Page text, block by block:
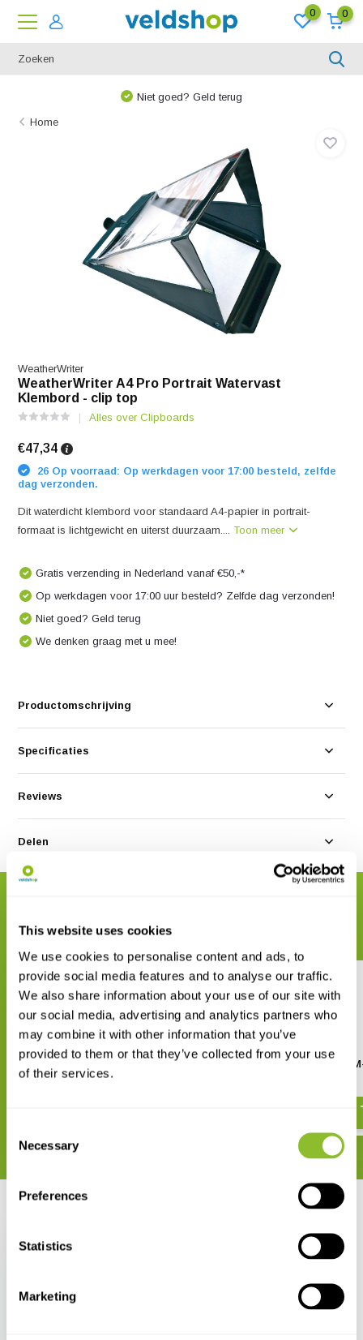
This website uses cookies
We use cookies to personalise content and ads, to
provide social media features and to analyse our traffic.
We also share information about your use of our site with
our social media, advertising and analytics partners who
may combine it with other information that you’ve
provided to them or that they’ve collected from your use
of their services.
Selection
Necessary
Preferences
Statistics
Marketing
0 0
Niet goed? Geld terug
Home
WeatherWriter
WeatherWriter A4 Pro Portrait Watervast
Klembord - clip top
Alles over Clipboards
€47,34
26 Op voorraad: Op werkdagen voor 17:00 besteld, zelfde
dag verzonden.
Dit waterdicht klembord voor standaard A4-papier in portrait-
formaat is lichtgewicht en uiterst duurzaam....Toon meer
Gratis verzending in Nederland vanaf €50,-*
Op werkdagen voor 17:00 uur besteld? Zelfde dag verzonden!
Niet goed? Geld terug
We denken graag met u mee!
Productomschrijving
Specificaties
Reviews
Delen
Maak uw bestelling compleet
telefoonhoes
Digitale Stopwatch